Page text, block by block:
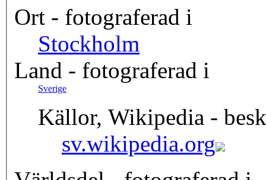
Ort - fotograferad i
Stockholm
Land - fotograferad i
Sverige
Källor, Wikipedia -
sv.wikipedia.org